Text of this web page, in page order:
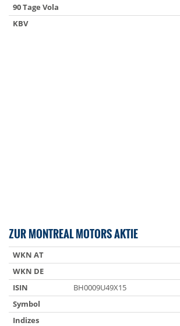
90 Tage Vola
KBV
ZUR MONTREAL MOTORS AKTIE
WKN AT
WKN DE
ISIN
BH0009U49X15
Symbol
Indizes